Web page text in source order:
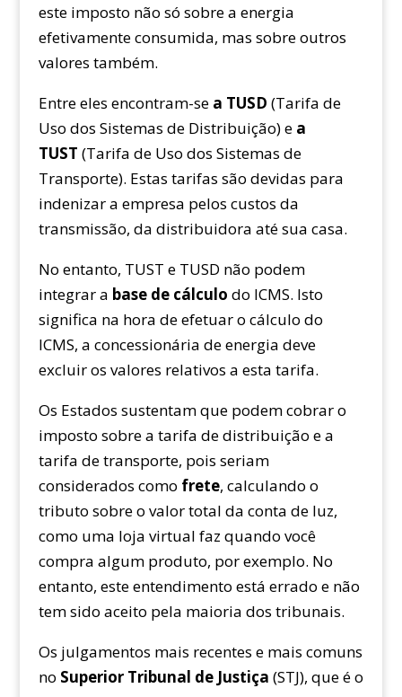
este imposto não só sobre a energia
efetivamente consumida, mas sobre outros
valores também.
Entre eles encontram-se a TUSD (Tarifa de
Uso dos Sistemas de Distribuição) e a
TUST (Tarifa de Uso dos Sistemas de
Transporte). Estas tarifas são devidas para
indenizar a empresa pelos custos da
transmissão, da distribuidora até sua casa.
No entanto, TUST e TUSD não podem
integrar a base de cálculo do ICMS. Isto
significa na hora de efetuar o cálculo do
ICMS, a concessionária de energia deve
excluir os valores relativos a esta tarifa.
Os Estados sustentam que podem cobrar o
imposto sobre a tarifa de distribuição e a
tarifa de transporte, pois seriam
considerados como frete, calculando o
tributo sobre o valor total da conta de luz,
como uma loja virtual faz quando você
compra algum produto, por exemplo. No
entanto, este entendimento está errado e não
tem sido aceito pela maioria dos tribunais.
Os julgamentos mais recentes e mais comuns
no Superior Tribunal de Justiça (STJ), que é o